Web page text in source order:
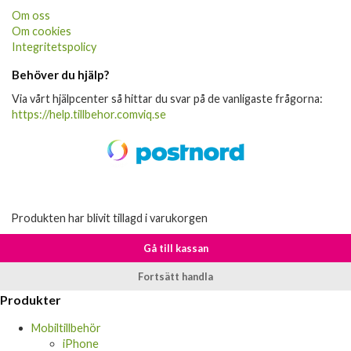
Om oss
Om cookies
Integritetspolicy
Behöver du hjälp?
Via vårt hjälpcenter så hittar du svar på de vanligaste frågorna:
https://help.tillbehor.comviq.se
Produkten har blivit tillagd i varukorgen
Gå till kassan
Fortsätt handla
Produkter
Mobiltillbehör
iPhone